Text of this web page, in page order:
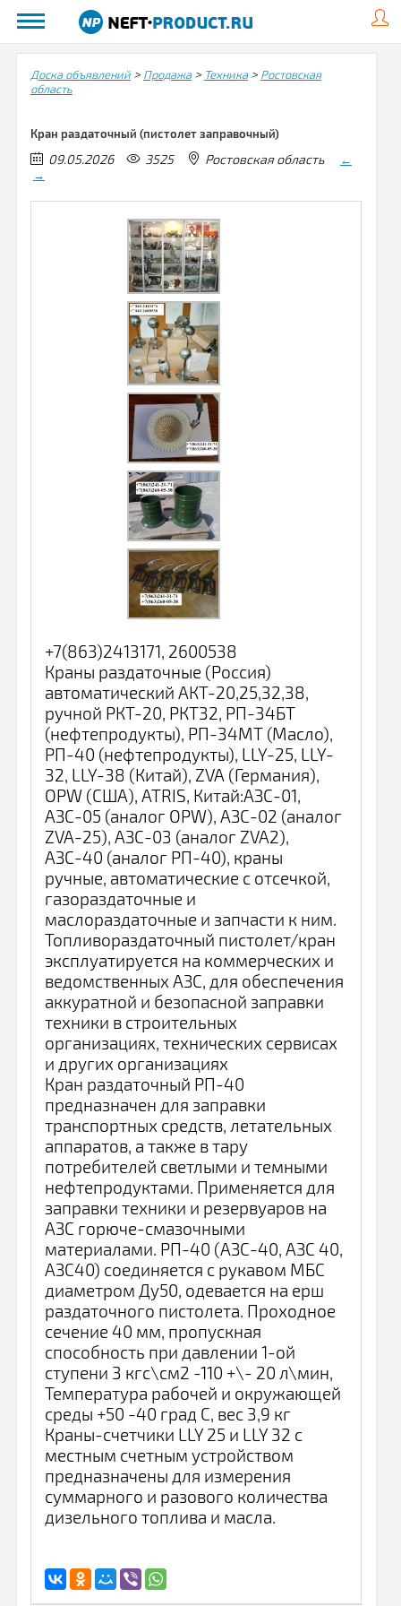
Доска объявлений> Продажа> Техника> Ростовская
область
Кран раздаточный (пистолет заправочный)
09.05.2026 3525 Ростовская область
←
→
+7(863)2413171, 2600538
Краны раздаточные (Россия)
автоматический АКТ-20,25,32,38,
ручной РКТ-20, РКТ32, РП-34БТ
(нефтепродукты), РП-34МТ (Масло),
РП-40 (нефтепродукты), LLY-25, LLY-
32, LLY-38 (Китай), ZVA (Германия),
OPW (США), ATRIS, Китай:АЗС-01,
АЗС-05 (аналог OPW), АЗС-02 (аналог
ZVA-25), АЗС-03 (аналог ZVA2),
АЗС-40 (аналог РП-40), краны
ручные, автоматические с отсечкой,
газораздаточные и
маслораздаточные и запчасти к ним.
Топливораздаточный пистолет/кран
эксплуатируется на коммерческих и
ведомственных АЗС, для обеспечения
аккуратной и безопасной заправки
техники в строительных
организациях, технических сервисах
и других организациях
Кран раздаточный РП-40
предназначен для заправки
транспортных средств, летательных
аппаратов, а также в тару
потребителей светлыми и темными
нефтепродуктами. Применяется для
заправки техники и резервуаров на
АЗС горюче-смазочными
материалами. РП-40 (АЗС-40, АЗС 40,
АЗС40) соединяется с рукавом МБС
диаметром Ду50, одевается на ерш
раздаточного пистолета. Проходное
сечение 40 мм, пропускная
способность при давлении 1-ой
ступени 3 кгс\см2 -110 +\- 20 л\мин,
Температура рабочей и окружающей
среды +50 -40 град С, вес 3,9 кг
Краны-счетчики LLY 25 и LLY 32 c
местным счетным устройством
предназначены для измерения
суммарного и разового количества
дизельного топлива и масла.